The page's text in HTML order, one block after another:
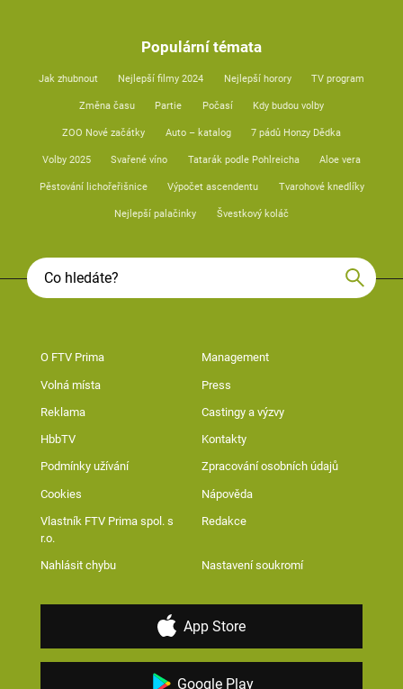
Populární témata
Jak zhubnout Nejlepší filmy 2024 Nejlepší horory TV program
Změna času Partie Počasí Kdy budou volby
ZOO Nové začátky Auto – katalog 7 pádů Honzy Dědka
Volby 2025 Svařené víno Tatarák podle Pohlreicha Aloe vera
Pěstování lichořeřišnice Výpočet ascendentu Tvarohové knedlíky
Nejlepší palačinky Švestkový koláč
O FTV Prima Management
Volná místa Press
Reklama Castingy a výzvy
HbbTV Kontakty
Podmínky užívání Zpracování osobních údajů
Cookies Nápověda
Vlastník FTV Prima spol. s
r.o.
Redakce
Nahlásit chybu Nastavení soukromí
App Store
Google Play